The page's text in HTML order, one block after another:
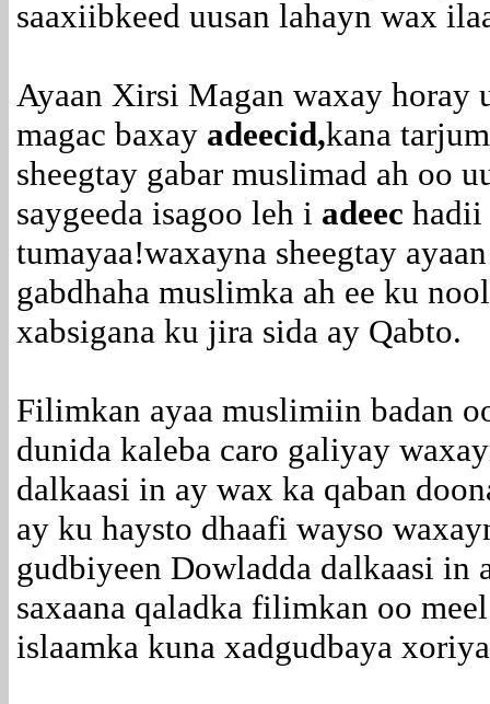
saaxiibkeed uusan lahayn wax
Ayaan Xirsi Magan waxay horay
magac baxay adeecid,kana
sheegtay gabar muslimad ah oo
saygeeda isagoo leh i adeec hadii
tumayaa!waxayna sheegtay
gabdhaha muslimka ah ee ku
xabsigana ku jira sida ay Qabto.
Filimkan ayaa muslimiin badan
dunida kaleba caro galiyay
dalkaasi in ay wax ka qaban
ay ku haysto dhaafi wayso
gudbiyeen Dowladda dalkaasi in
saxaana qaladka filimkan oo
islaamka kuna xadgudbaya